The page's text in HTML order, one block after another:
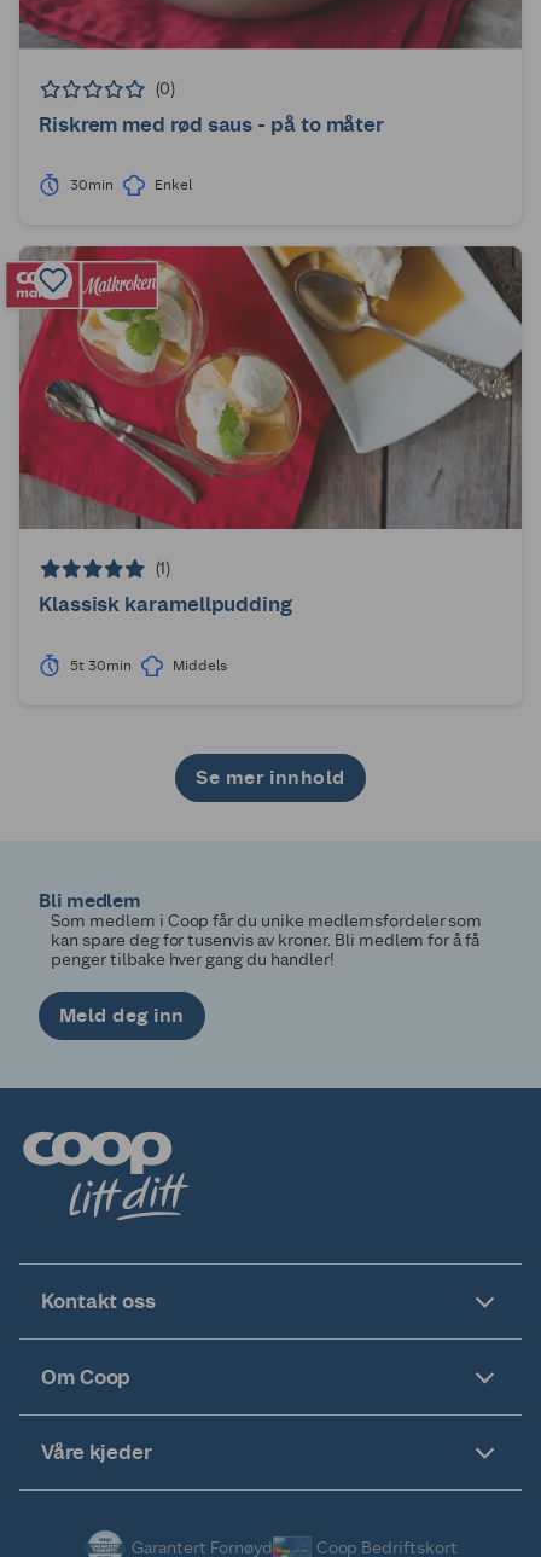
(0)
Riskrem med rød saus - på to måter
30min Enkel
(1)
Klassisk karamellpudding
5t 30min Middels
Se mer innhold
Bli medlem
Som medlem i Coop får du unike medlemsfordeler som
kan spare deg for tusenvis av kroner. Bli medlem for å få
penger tilbake hver gang du handler!
Meld deg inn
Kontakt oss
Om Coop
Våre kjeder
Garantert Fornøyd Coop Bedriftskort